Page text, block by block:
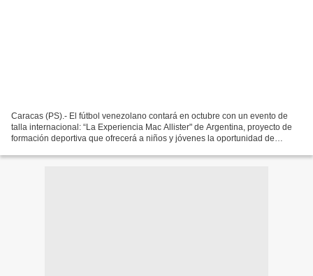
Caracas (PS).- El fútbol venezolano contará en octubre con un evento de
talla internacional: “La Experiencia Mac Allister" de Argentina, proyecto de
formación deportiva que ofrecerá a niños y jóvenes la oportunidad de